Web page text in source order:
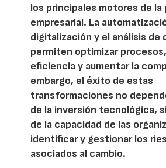
los principales motores de
empresarial. La
digitalización y el análisis de
permiten optimizar
eficiencia y aumentar la
embargo, el éxito de estas
transformaciones no
de la inversión tecnológica,
de la capacidad de las
identificar y gestionar los
asociados al cambio.